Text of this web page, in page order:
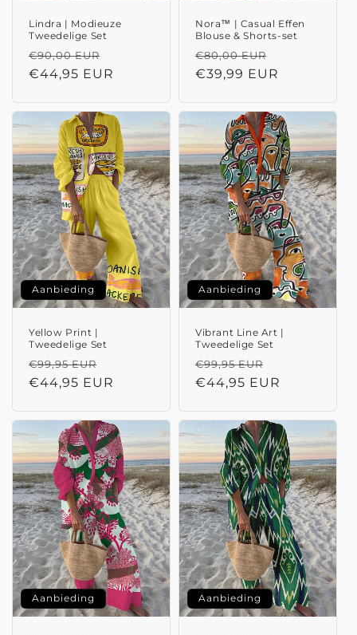
Lindra | Modieuze
Tweedelige Set
Normale
prijs
€90,00 EUR
Aanbiedingsprijs
€44,95 EUR
Nora™ | Casual Effen
Blouse & Shorts-set
Normale
prijs
€80,00 EUR
€39,99 EUR
Aanbieding
Yellow Print |
Tweedelige Set
Normale
prijs
€99,95 EUR
Aanbiedingsprijs
€44,95 EUR
Aanbieding
Vibrant Line Art |
Tweedelige Set
Normale
prijs
€99,95 EUR
€44,95 EUR
Aanbieding Aanbieding